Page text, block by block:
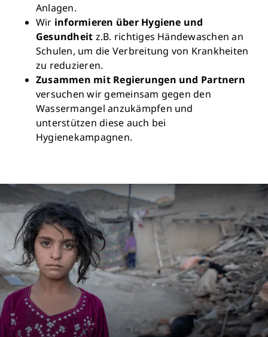
Anlagen.
Wir informieren über Hygiene und
Gesundheit z.B. richtiges Händewaschen an
Schulen, um die Verbreitung von Krankheiten
zu reduzieren.
Zusammen mit Regierungen und Partnern
versuchen wir gemeinsam gegen den
Wassermangel anzukämpfen und
unterstützen diese auch bei
Hygienekampagnen.